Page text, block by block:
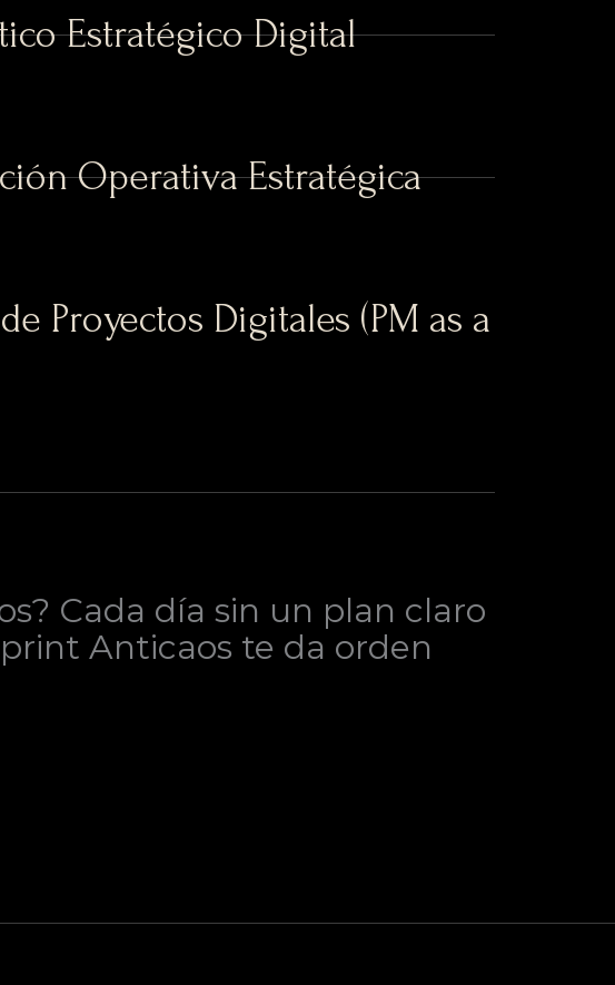
Estratégico Digital
Operativa Estratégica
Proyectos Digitales (PM as a
Cada día sin un plan claro
Anticaos te da orden